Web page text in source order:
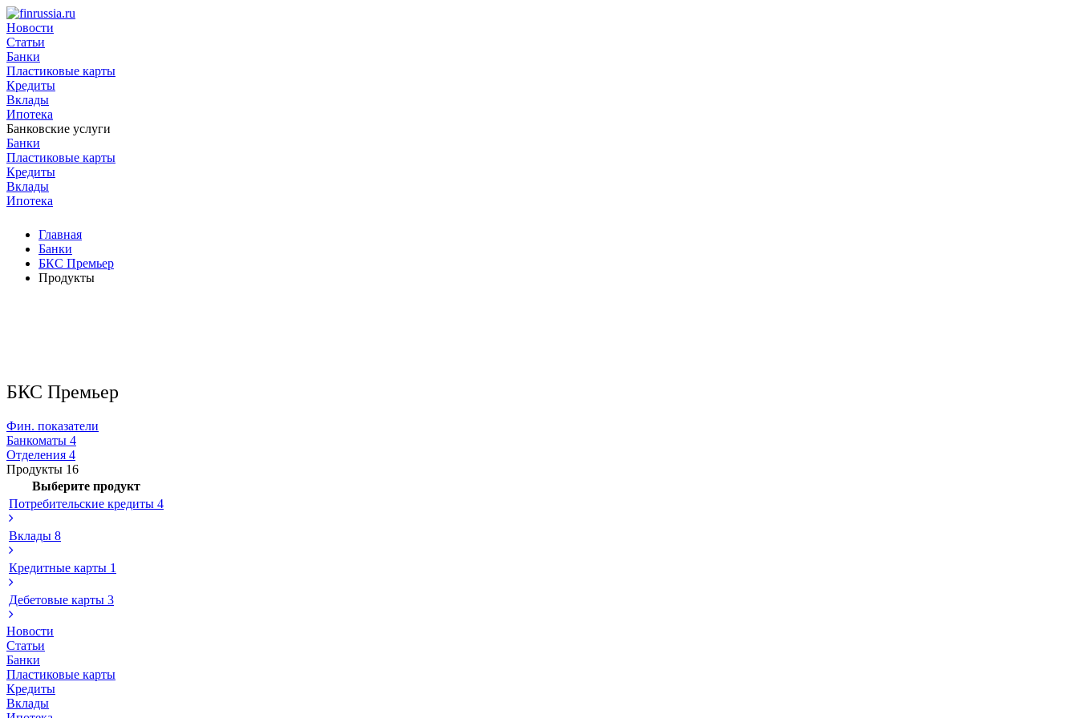
Новости
Статьи
Банки
Пластиковые карты
Кредиты
Вклады
Ипотека
Банковские услуги
Банки
Пластиковые карты
Кредиты
Вклады
Ипотека
Главная
Банки
БКС Премьер
Продукты
БКС Премьер
Фин. показатели
Банкоматы 4
Отделения 4
Продукты 16
Выберите продукт
Потребительские кредиты 4
Вклады 8
Кредитные карты 1
Дебетовые карты 3
Новости
Статьи
Банки
Пластиковые карты
Кредиты
Вклады